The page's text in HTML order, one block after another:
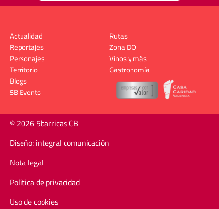
Actualidad
Reportajes
Personajes
Territorio
Rutas
Zona DO
Vinos y más
Gastronomía
Blogs
5B Events
© 2026 5barricas CB
Diseño: integral comunicación
Nota legal
Política de privacidad
Uso de cookies